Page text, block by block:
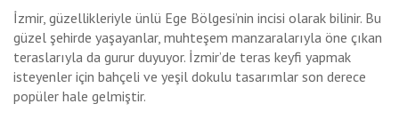
İzmir, güzellikleriyle ünlü Ege Bölgesi’nin incisi olarak bilinir. Bu
güzel şehirde yaşayanlar, muhteşem manzaralarıyla öne çıkan
teraslarıyla da gurur duyuyor. İzmir’de teras keyfi yapmak
isteyenler için bahçeli ve yeşil dokulu tasarımlar son derece
popüler hale gelmiştir.